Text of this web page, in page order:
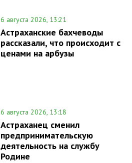
6 августа 2026, 13:21
Астраханские бахчеводы
рассказали, что происходит с
ценами на арбузы
6 августа 2026, 13:18
Астраханец сменил
предпринимательскую
деятельность на службу
Родине